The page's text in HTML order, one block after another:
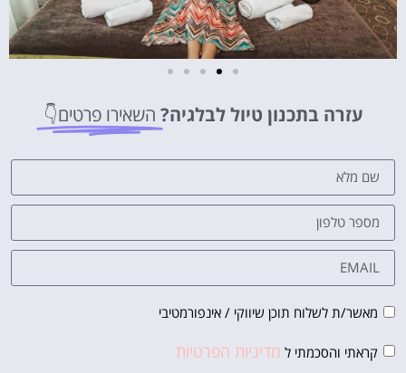
מציאת מלון
פה!
עזרה בתכנון טיול לבלגיה? השאירו פרטים👇
מאשר/ת לשלוח תוכן שיווקי / אינפורמטיבי
קראתי והסכמתי ל מדיניות הפרטיות